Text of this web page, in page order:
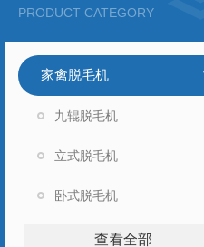
PRODUCT CATEGORY
家禽脱毛机
九辊脱毛机
立式脱毛机
卧式脱毛机
查看全部